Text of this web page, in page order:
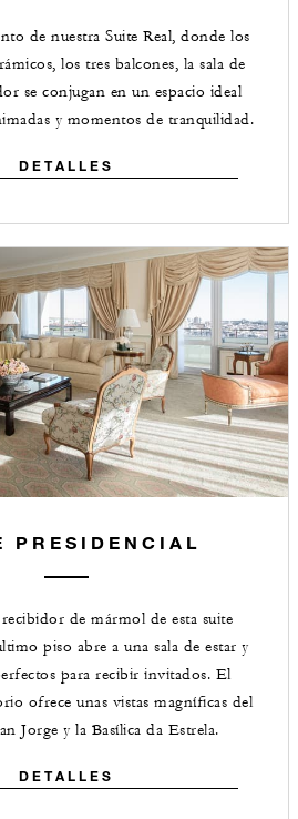
de nuestra Suite Real, donde los
los tres balcones, la sala de
se conjugan en un espacio ideal
y momentos de tranquilidad.
DETALLES
PRESIDENCIAL
de mármol de esta suite
piso abre a una sala de estar y
para recibir invitados. El
ofrece unas vistas magníficas del
Jorge y la Basílica da Estrela.
DETALLES